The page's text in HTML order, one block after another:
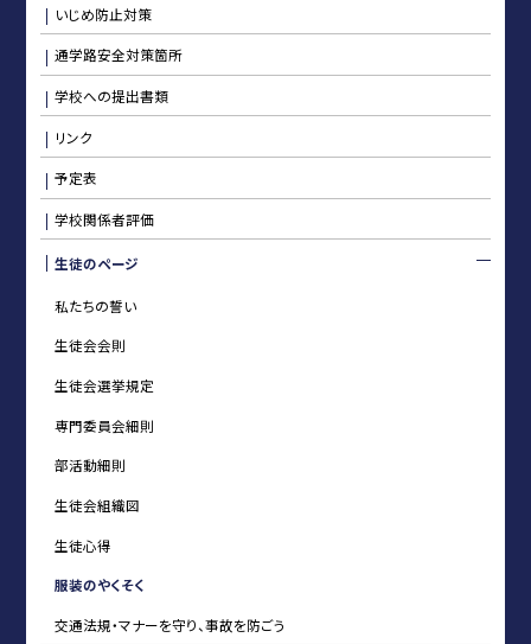
いじめ防止対策
通学路安全対策箇所
学校への提出書類
リンク
予定表
学校関係者評価
生徒のページ
私たちの誓い
生徒会会則
生徒会選挙規定
専門委員会細則
部活動細則
生徒会組織図
生徒心得
服装のやくそく
交通法規・マナーを守り、事故を防ごう